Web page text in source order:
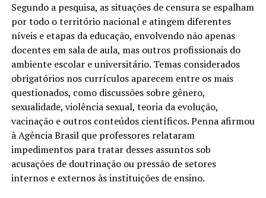
Segundo a pesquisa, as situações de censura se espalham
por todo o território nacional e atingem diferentes
níveis e etapas da educação, envolvendo não apenas
docentes em sala de aula, mas outros profissionais do
ambiente escolar e universitário. Temas considerados
obrigatórios nos currículos aparecem entre os mais
questionados, como discussões sobre gênero,
sexualidade, violência sexual, teoria da evolução,
vacinação e outros conteúdos científicos. Penna afirmou
à Agência Brasil que professores relataram
impedimentos para tratar desses assuntos sob
acusações de doutrinação ou pressão de setores
internos e externos às instituições de ensino.